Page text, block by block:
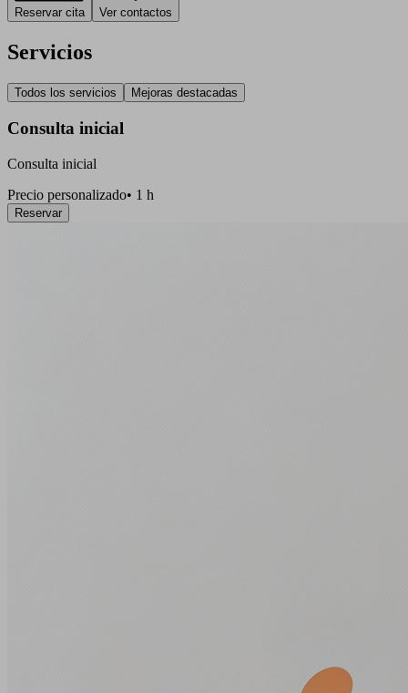
Reservar cita Ver contactos
Servicios
Todos los servicios Mejoras destacadas
Consulta inicial
Consulta inicial
Precio personalizado• 1 h
Reservar